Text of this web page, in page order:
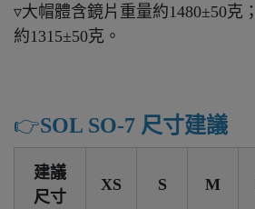
▿大帽體含鏡片重量約1480±50克
約1315±50克。
👉️SOL SO-7 尺寸建議
建議
尺寸
XS S M